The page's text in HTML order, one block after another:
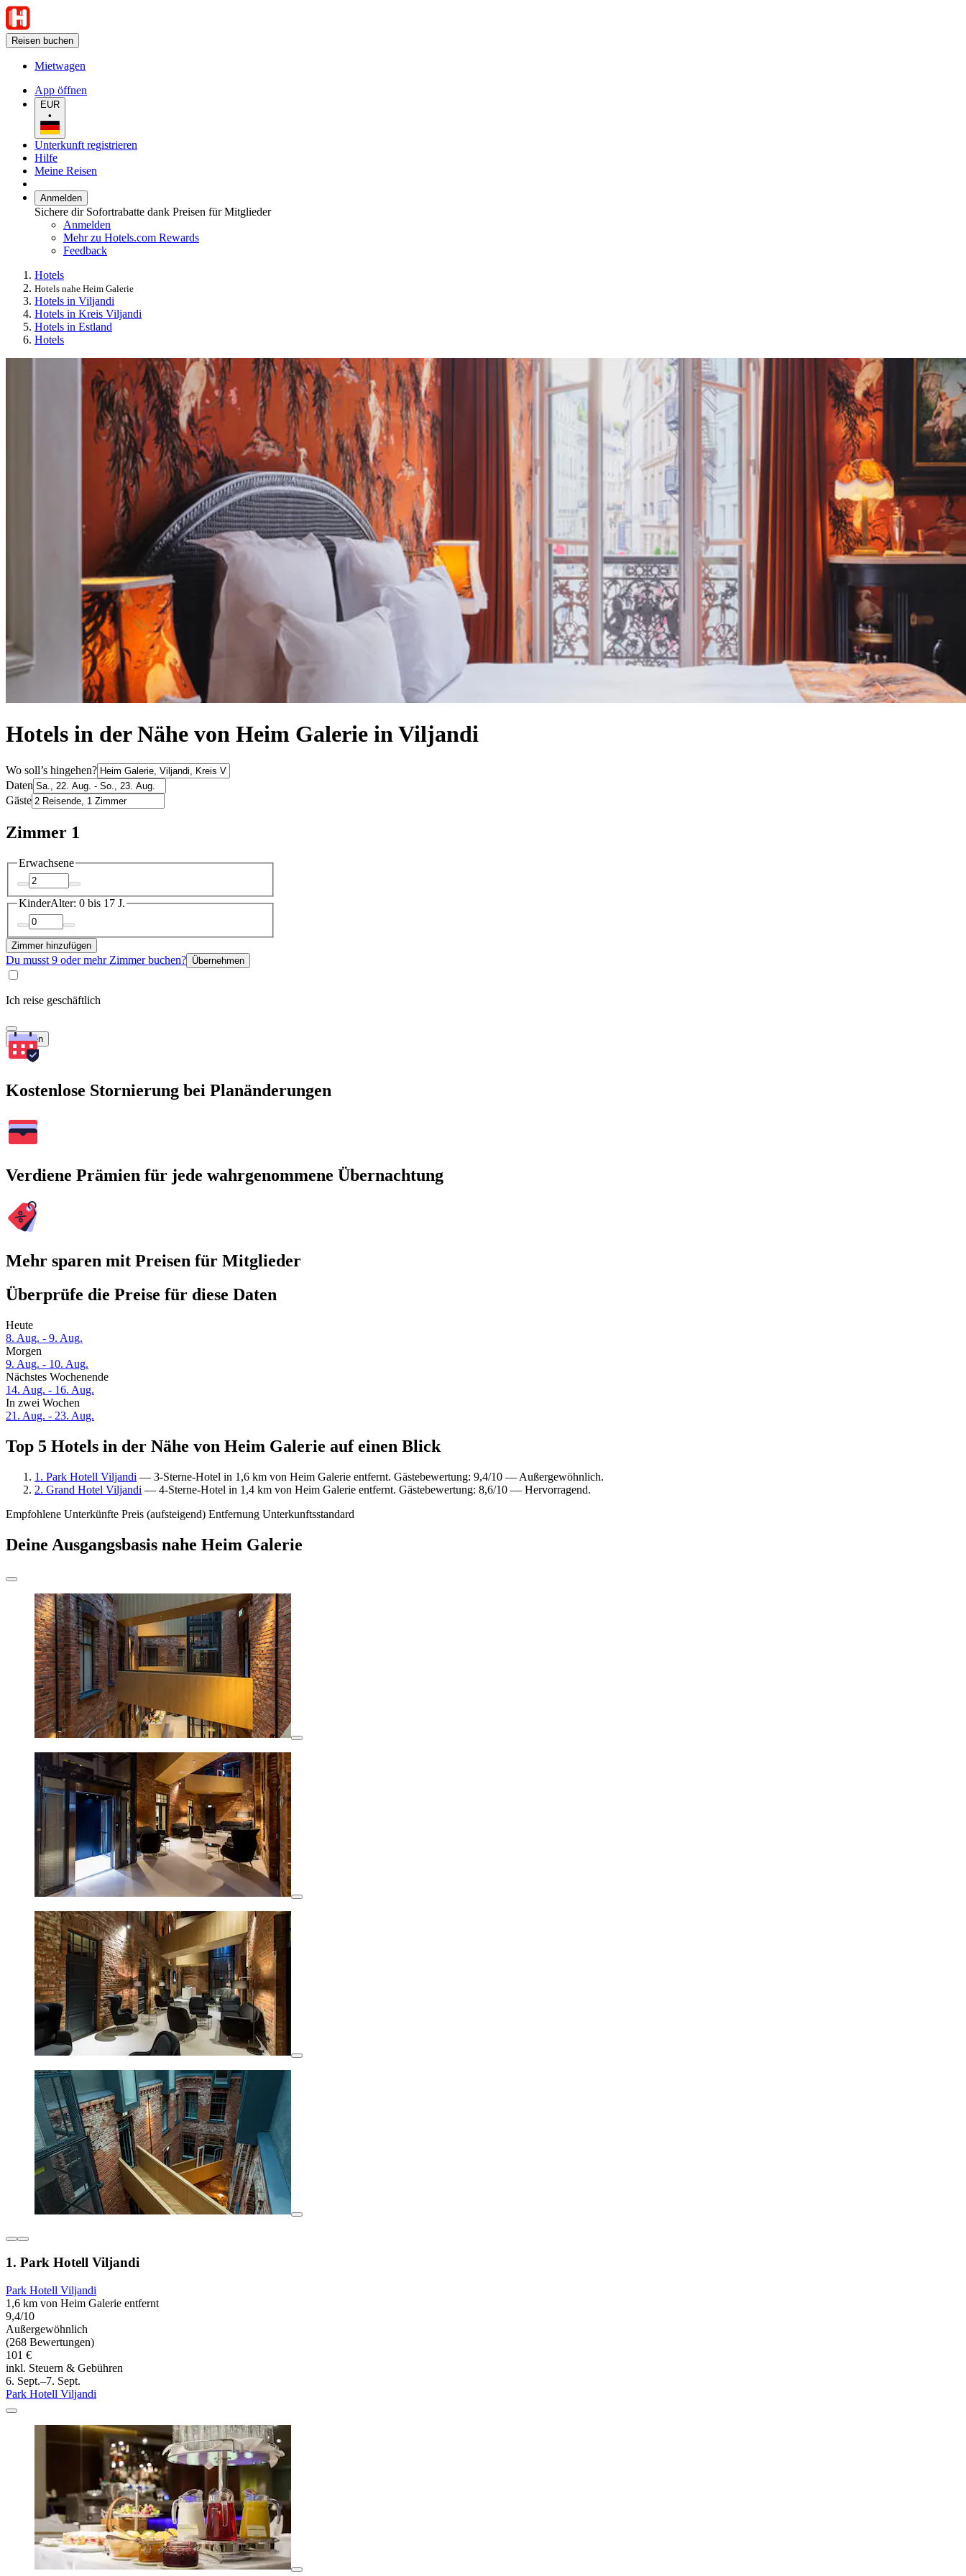
Reisen buchen
Mietwagen
App öffnen
EUR
•
Unterkunft registrieren
Hilfe
Meine Reisen
Anmelden
Sichere dir Sofortrabatte dank Preisen für Mitglieder
Anmelden
Mehr zu Hotels.com Rewards
Feedback
Hotels
Hotels nahe Heim Galerie
Hotels in Viljandi
Hotels in Kreis Viljandi
Hotels in Estland
Hotels
Hotels in der Nähe von Heim Galerie in Viljandi
Wo soll’s hingehen?
Daten
Gäste
Zimmer 1
Erwachsene
KinderAlter: 0 bis 17 J.
Zimmer hinzufügen
Du musst 9 oder mehr Zimmer buchen? Übernehmen
Ich reise geschäftlich
Suchen
Kostenlose Stornierung bei Planänderungen
Verdiene Prämien für jede wahrgenommene Übernachtung
Mehr sparen mit Preisen für Mitglieder
Überprüfe die Preise für diese Daten
Heute
8. Aug. - 9. Aug.
Morgen
9. Aug. - 10. Aug.
Nächstes Wochenende
14. Aug. - 16. Aug.
In zwei Wochen
21. Aug. - 23. Aug.
Top 5 Hotels in der Nähe von Heim Galerie auf einen Blick
1. Park Hotell Viljandi — 3-Sterne-Hotel in 1,6 km von Heim Galerie entfernt. Gästebewertung: 9,4/10 — Außergewöhnlich.
2. Grand Hotel Viljandi — 4-Sterne-Hotel in 1,4 km von Heim Galerie entfernt. Gästebewertung: 8,6/10 — Hervorragend.
Empfohlene Unterkünfte Preis (aufsteigend) Entfernung Unterkunftsstandard
Deine Ausgangsbasis nahe Heim Galerie
1. Park Hotell Viljandi
Park Hotell Viljandi
1,6 km von Heim Galerie entfernt
9,4/10
Außergewöhnlich
(268 Bewertungen)
101 €
inkl. Steuern & Gebühren
6. Sept.–7. Sept.
Park Hotell Viljandi